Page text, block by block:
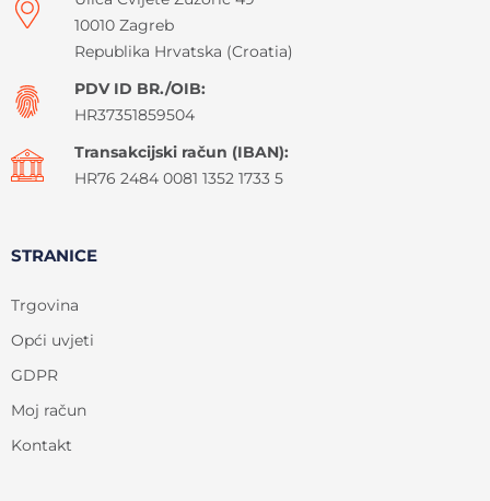
10010 Zagreb
Republika Hrvatska (Croatia)
PDV ID BR./OIB:
HR37351859504
Transakcijski račun (IBAN):
HR76 2484 0081 1352 1733 5
STRANICE
Trgovina
Opći uvjeti
GDPR
Moj račun
Kontakt